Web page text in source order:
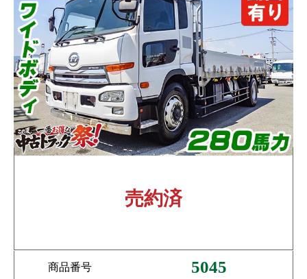
売約済
商品番号 5045